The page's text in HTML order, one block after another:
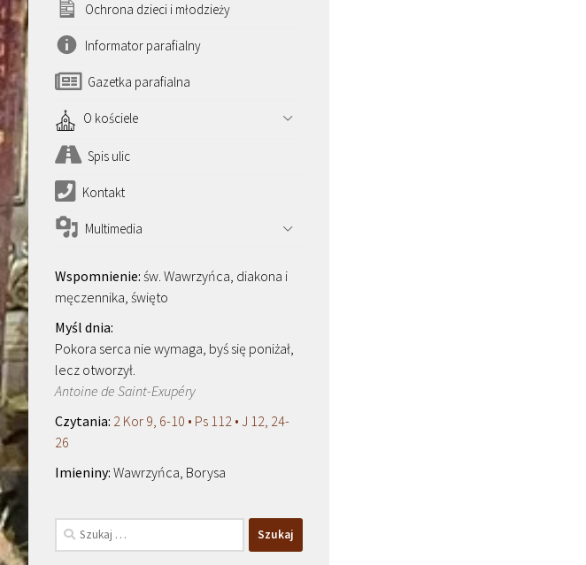
Ochrona dzieci i młodzieży
Informator parafialny
Gazetka parafialna
O kościele
Spis ulic
Kontakt
Multimedia
św. Wawrzyńca, diakona i
męczennika, święto
Pokora serca nie wymaga, byś się poniżał,
lecz otworzył.
Antoine de Saint-Exupéry
2 Kor 9, 6-10 • Ps 112 • J 12, 24-
26
Wawrzyńca, Borysa
Szukaj: